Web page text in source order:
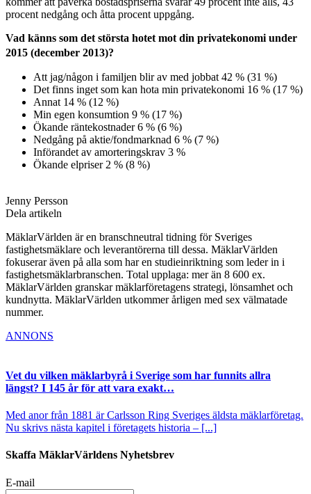
procent nedgång och åtta procent uppgång.
Vad känns som det största hotet mot din privatekonomi under
2015 (december 2013)?
Att jag/någon i familjen blir av med jobbat 42 % (31 %)
Det finns inget som kan hota min privatekonomi 16 % (17 %)
Annat 14 % (12 %)
Min egen konsumtion 9 % (17 %)
Ökande räntekostnader 6 % (6 %)
Nedgång på aktie/fondmarknad 6 % (7 %)
Införandet av amorteringskrav 3 %
Ökande elpriser 2 % (8 %)
Jenny Persson
Dela artikeln
MäklarVärlden är en branschneutral tidning för Sveriges
fastighetsmäklare och leverantörerna till dessa. MäklarVärlden
fokuserar även på alla som har en studieinriktning som leder in i
fastighetsmäklarbranschen. Total upplaga: mer än 8 600 ex.
MäklarVärlden granskar mäklarföretagens strategi, lönsamhet och
kundnytta. MäklarVärlden utkommer årligen med sex välmatade
nummer.
ANNONS
Vet du vilken mäklarbyrå i Sverige som har funnits allra
längst? I 145 år för att vara exakt…
Med anor från 1881 är Carlsson Ring Sveriges äldsta mäklarföretag.
Nu skrivs nästa kapitel i företagets historia – [...]
Skaffa MäklarVärldens Nyhetsbrev
E-mail